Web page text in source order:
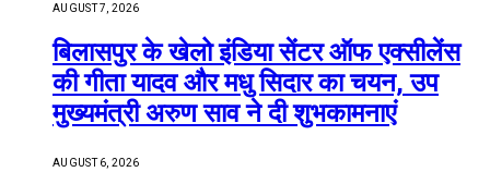
AUGUST 7, 2026
बिलासपुर के खेलो इंडिया सेंटर ऑफ एक्सीलेंस
की गीता यादव और मधु सिदार का चयन, उप
मुख्यमंत्री अरुण साव ने दी शुभकामनाएं
AUGUST 6, 2026